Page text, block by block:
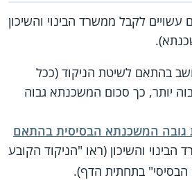
עשויים לקבל ממשרד הבינוי והשיכון
בהתאם לשיטת הניקוד (ככל
יותר, כך סכום המשכנתא גבוה
המשכנתא הבסיסית בהתאם
הבינוי והשיכון (ראו "הניקוד הקובע
בתחתית הדף).